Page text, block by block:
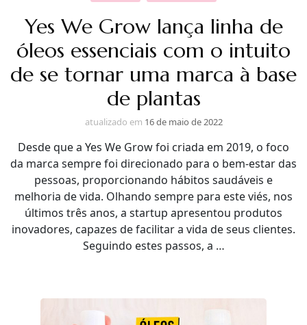
Yes We Grow lança linha de
óleos essenciais com o intuito
de se tornar uma marca à base
de plantas
atualizado em 16 de maio de 2022
Desde que a Yes We Grow foi criada em 2019, o foco
da marca sempre foi direcionado para o bem-estar das
pessoas, proporcionando hábitos saudáveis e
melhoria de vida. Olhando sempre para este viés, nos
últimos três anos, a startup apresentou produtos
inovadores, capazes de facilitar a vida de seus clientes.
Seguindo estes passos, a …